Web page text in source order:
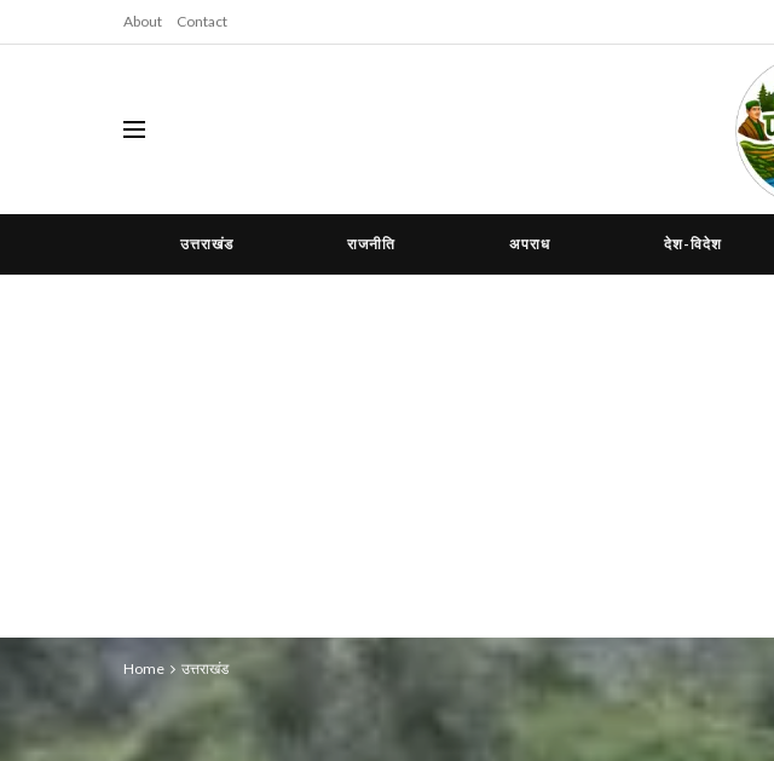
About Contact
उत्तराखंड राजनीति अपराध देश-विदेश
Home उत्तराखंड